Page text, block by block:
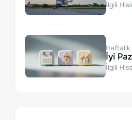
İlgili
İyi
İlgili